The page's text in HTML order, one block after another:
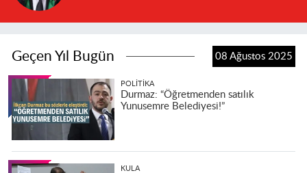
Geçen Yıl Bugün 08 Ağustos 2025
POLITIKA
Durmaz: “Öğretmenden satılık
Yunusemre Belediyesi!”
KULA